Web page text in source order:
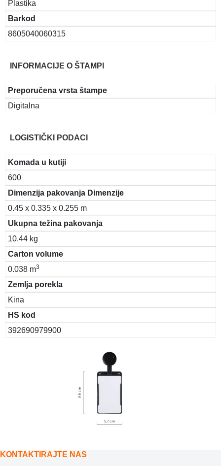
Plastika
Barkod
8605040060315
INFORMACIJE O ŠTAMPI
Preporučena vrsta štampe
Digitalna
LOGISTIČKI PODACI
Komada u kutiji
600
Dimenzija pakovanja Dimenzije
0.45 x 0.335 x 0.255 m
Ukupna težina pakovanja
10.44 kg
Carton volume
0.038 m3
Zemlja porekla
Kina
HS kod
392690979900
KONTAKTIRAJTE NAS